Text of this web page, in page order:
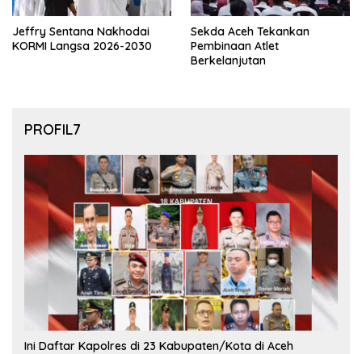
Jeffry Sentana Nakhodai
KORMI Langsa 2026-2030
Sekda Aceh Tekankan
Pembinaan Atlet
Berkelanjutan
PROFIL7
Ini Daftar Kapolres di 23 Kabupaten/Kota di Aceh